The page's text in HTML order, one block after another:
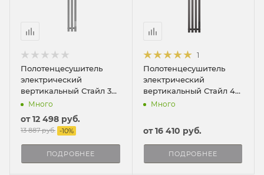
Полотенцесушитель
электрический
вертикальный Стайл 3
ПРОМного
от12 498 руб.
13 887 руб. -10%
ПОДРОБНЕЕ
1
Полотенцесушитель
электрический
вертикальный Стайл 4
ПРОМного
от16 410 руб.
ПОДРОБНЕЕ